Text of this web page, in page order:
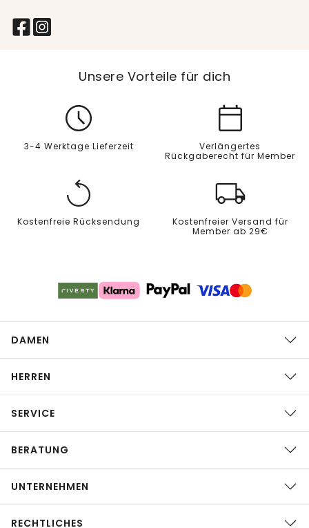
Unsere Vorteile für dich
3-4 Werktage Lieferzeit
Verlängertes
Rückgaberecht für Member
Kostenfreie Rücksendung
Kostenfreier Versand für
Member ab 29€
DAMEN
HERREN
SERVICE
BERATUNG
UNTERNEHMEN
RECHTLICHES